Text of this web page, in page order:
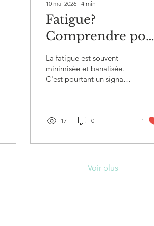
10 mai 2026 ∙ 4 min
Fatigue?
Comprendre pour
mieux récupérer
La fatigue est souvent
minimisée et banalisée.
C'est pourtant un signal
17 0 1
Voir plus